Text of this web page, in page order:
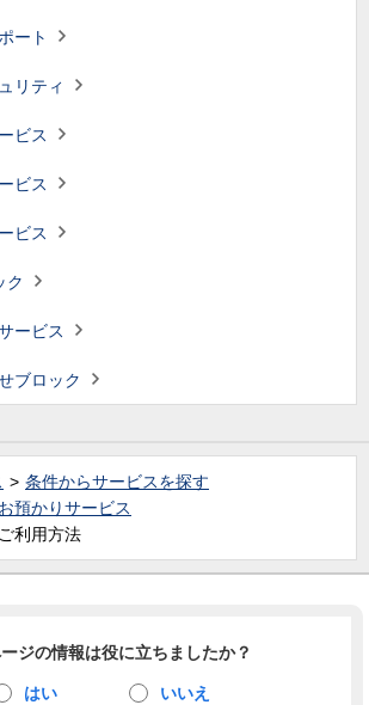
ート
リティ
ビス
ビス
ビス
ク
ービス
ブロック
条件からサービスを探す
預かりサービス
利用方法
ジの情報は役に立ちましたか？
はい いいえ